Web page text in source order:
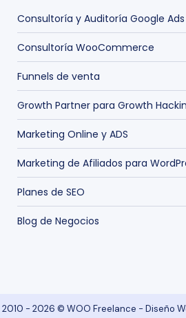
Consultoría y Auditoría Google Ads
Consultoría WooCommerce
Funnels de venta
Growth Partner para Growth
Marketing Online y ADS
Marketing de Afiliados para
Planes de SEO
Blog de Negocios
2010 - 2026 © WOO Freelance - Diseño